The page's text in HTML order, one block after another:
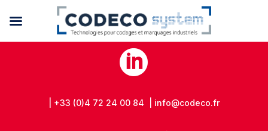

| +33 (0)4 72 24 00 84 | info@codeco.fr